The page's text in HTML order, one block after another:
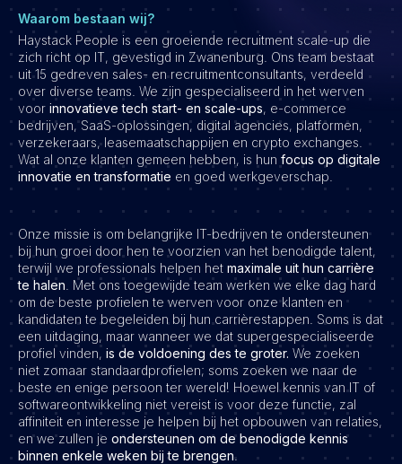
Waarom bestaan wij?
Haystack People is een groeiende recruitment scale-up die
zich richt op IT, gevestigd in Zwanenburg. Ons team bestaat
uit 15 gedreven sales- en recruitmentconsultants, verdeeld
over diverse teams. We zijn gespecialiseerd in het werven
voor innovatieve tech start- en scale-ups, e-commerce
bedrijven, SaaS-oplossingen, digital agencies, platformen,
verzekeraars, leasemaatschappijen en crypto exchanges.
Wat al onze klanten gemeen hebben, is hun focus op digitale
innovatie en transformatie en goed werkgeverschap.
Onze missie is om belangrijke IT-bedrijven te ondersteunen
bij hun groei door hen te voorzien van het benodigde talent,
terwijl we professionals helpen het maximale uit hun carrière
te halen . Met ons toegewijde team werken we elke dag hard
om de beste profielen te werven voor onze klanten en
kandidaten te begeleiden bij hun carrièrestappen. Soms is dat
een uitdaging, maar wanneer we dat supergespecialiseerde
profiel vinden, is de voldoening des te groter. We zoeken
niet zomaar standaardprofielen; soms zoeken we naar de
beste en enige persoon ter wereld! Hoewel kennis van IT of
softwareontwikkeling niet vereist is voor deze functie, zal
affiniteit en interesse je helpen bij het opbouwen van relaties,
en we zullen je ondersteunen om de benodigde kennis
binnen enkele weken bij te brengen.